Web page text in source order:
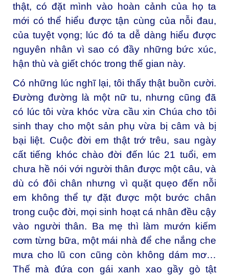
thật, có đặt mình vào hoàn cảnh của họ ta
mới có thể hiểu được tận cùng của nỗi đau,
của tuyệt vọng; lúc đó ta dễ dàng hiểu được
nguyên nhân vì sao có đầy những bức xúc,
hận thù và giết chóc trong thế gian này.
Có những lúc nghĩ lại, tôi thấy thật buồn cười.
Đường đường là một nữ tu, nhưng cũng đã
có lúc tôi vừa khóc vừa cầu xin Chúa cho tôi
sinh thay cho một sản phụ vừa bị câm và bị
bại liệt. Cuộc đời em thật trớ trêu, sau ngày
cất tiếng khóc chào đời đến lúc 21 tuổi, em
chưa hề nói với người thân được một câu, và
dù có đôi chân nhưng vì quặt quẹo đến nỗi
em không thể tự đặt được một bước chân
trong cuộc đời, mọi sinh hoạt cá nhân đều cậy
vào người thân. Ba mẹ thì làm mướn kiếm
cơm từng bữa, một mái nhà để che nắng che
mưa cho lũ con cũng còn không dám mơ…
Thế mà đứa con gái xanh xao gầy gò tật